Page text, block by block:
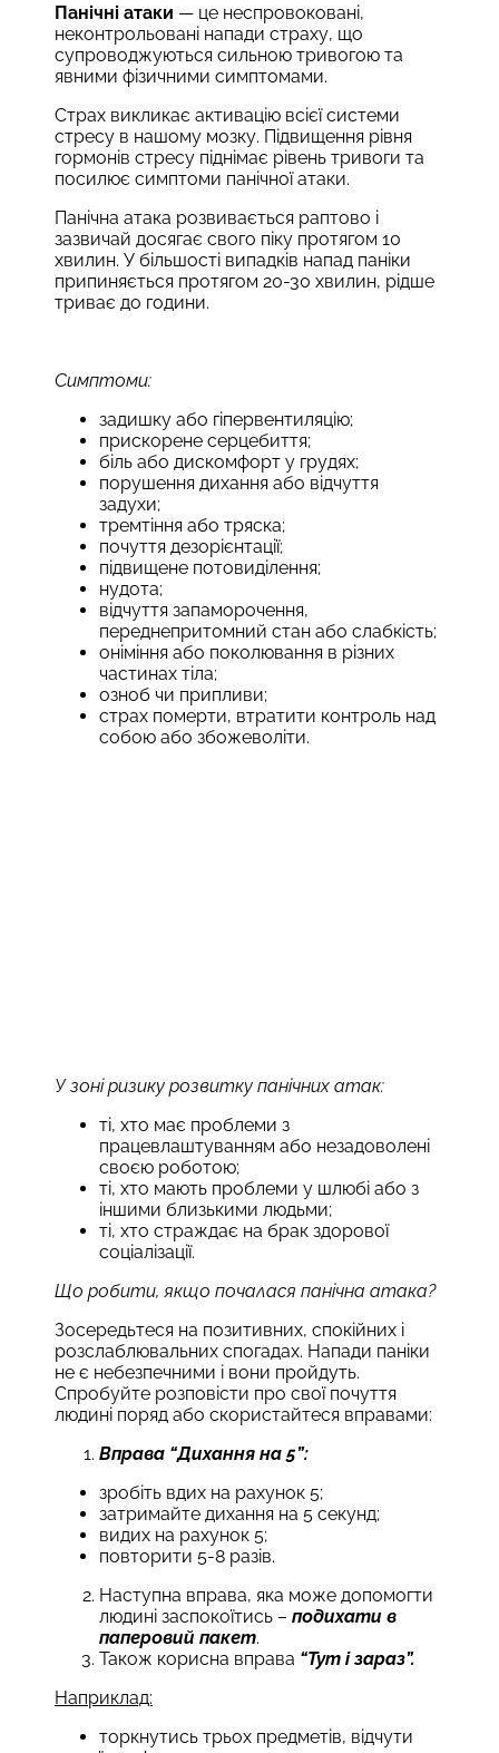
Панічні атаки — це неспровоковані,
неконтрольовані напади страху, що
супроводжуються сильною тривогою та
явними фізичними симптомами.
Страх викликає активацію всієї системи
стресу в нашому мозку. Підвищення рівня
гормонів стресу піднімає рівень тривоги та
посилює симптоми панічної атаки.
Панічна атака розвивається раптово і
зазвичай досягає свого піку протягом 10
хвилин. У більшості випадків напад паніки
припиняється протягом 20-30 хвилин, рідше
триває до години.
Симптоми:
задишку або гіпервентиляцію;
прискорене серцебиття;
біль або дискомфорт у грудях;
порушення дихання або відчуття
задухи;
тремтіння або тряска;
почуття дезорієнтації;
підвищене потовиділення;
нудота;
відчуття запаморочення,
переднепритомний стан або слабкість;
оніміння або поколювання в різних
частинах тіла;
озноб чи припливи;
страх померти, втратити контроль над
собою або збожеволіти.
У зоні ризику розвитку панічних атак:
ті, хто має проблеми з
працевлаштуванням або незадоволені
своєю роботою;
ті, хто мають проблеми у шлюбі або з
іншими близькими людьми;
ті, хто страждає на брак здорової
соціалізації.
Що робити, якщо почалася панічна атака?
Зосередьтеся на позитивних, спокійних і
розслаблювальних спогадах. Напади паніки
не є небезпечними і вони пройдуть.
Спробуйте розповісти про свої почуття
людині поряд або скористайтеся вправами:
Вправа “Дихання на 5”:
зробіть вдих на рахунок 5;
затримайте дихання на 5 секунд;
видих на рахунок 5;
повторити 5-8 разів.
Наступна вправа, яка може допомогти
людині заспокоїтись –подихати в
паперовий пакет.
Також корисна вправа “Тут і зараз”.
Наприклад:
торкнутись трьох предметів, відчути